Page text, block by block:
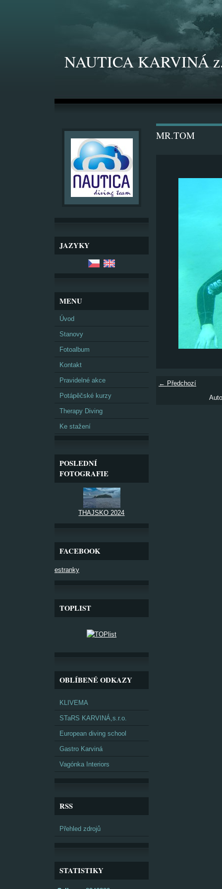
NAUTICA KARVINÁ
JAZYKY
MENU
Úvod
Stanovy
Fotoalbum
Kontakt
Pravidelné akce
Potápěčské kurzy
Therapy Diving
Ke stažení
POSLEDNÍ
FOTOGRAFIE
THAJSKO 2024
FACEBOOK
estranky
TOPLIST
OBLÍBENÉ ODKAZY
KLIVEMA
STaRS KARVINÁ,s.r.o.
European diving school
Gastro Karviná
Vagónka Interiors
RSS
Přehled zdrojů
STATISTIKY
MR.TOM
← Předchozí